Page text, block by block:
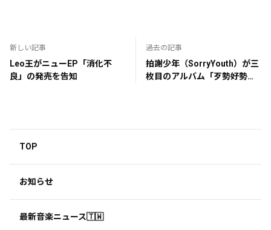
新しい記事
Leo王がニューEP「消化不
良」の発売を告知
過去の記事
拍謝少年（SorryYouth）が三
枚目のアルバム「歹勢好勢
TOP
お知らせ
最新音楽ニュース🇹🇼